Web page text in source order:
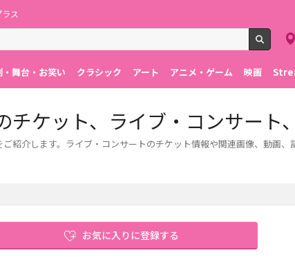
ス
検索
・舞台・お笑い クラシック アート アニメ・ゲーム 映画
チケット、ライブ・コンサート
紹介します。ライブ・コンサートのチケット情報や関連画像、動画
お気に入りに登録する